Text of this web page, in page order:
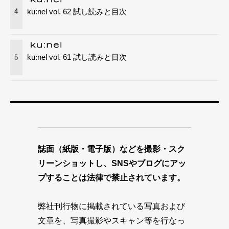
4 ku:nel vol. 62 試し読みと目次
5 ku:nel vol. 61 試し読みと目次
誌面（紙版・電子版）などを撮影・スク
リーンショットし、SNSやブログにアッ
プすることは法律で禁止されています。
弊社刊行物に掲載されている写真および
文章を、写真撮影やスキャン等を行なっ